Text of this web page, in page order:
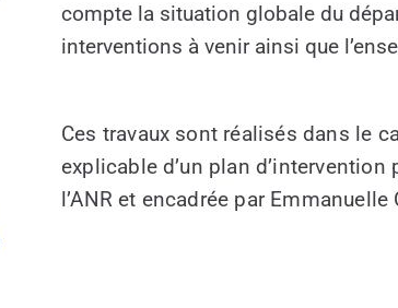
compte la situation globale du
interventions à venir ainsi que
Ces travaux sont réalisés dans le
explicable d’un plan
l’ANR et encadrée par